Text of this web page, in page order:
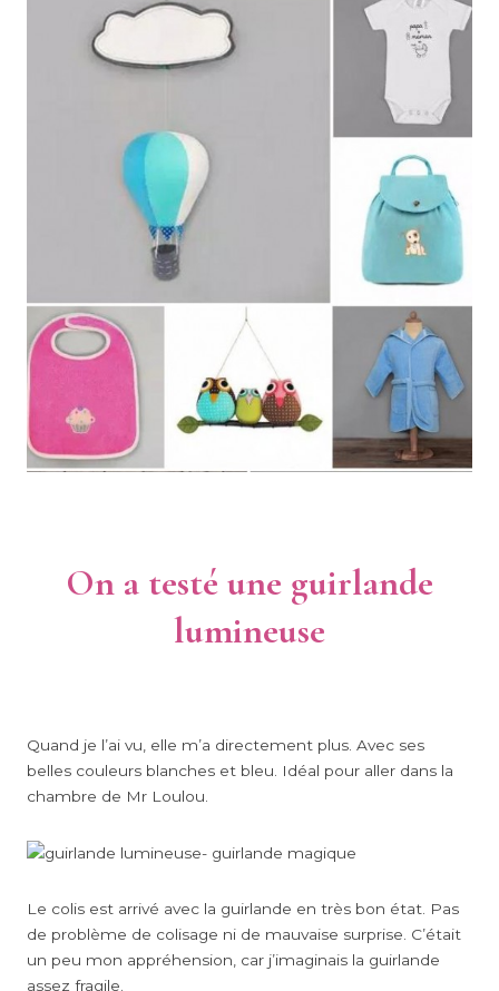
On a testé une guirlande
lumineuse
Quand je l’ai vu, elle m’a directement plus. Avec ses
belles couleurs blanches et bleu. Idéal pour aller dans la
chambre de Mr Loulou.
Le colis est arrivé avec la guirlande en très bon état. Pas
de problème de colisage ni de mauvaise surprise. C’était
un peu mon appréhension, car j’imaginais la guirlande
assez fragile.